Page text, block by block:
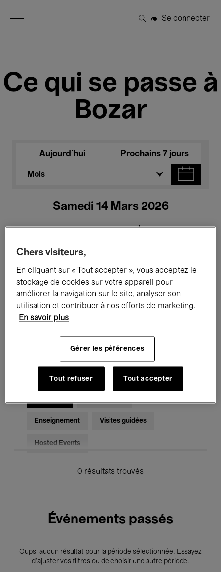
Open Menu
Rechercher
Se connecter
Ce qui se passe à
Bozar
Aujourd'hui Prochains 7 jours
Mois
Samedi 14 Mars 2026
Tous les événements Concerts
Expositions Performances
Rencontres & Débats
Musique classique Global Music
Enseignement Visites guidées
Hosted Events
0 résultats trouvés
Événements passés
Oups, aucun résultat pour la période sélectionnée. Essayez
d’ajuster vos filtres ou de choisir une autre période.
Chers visiteurs,
En cliquant sur « Tout accepter », vous acceptez le
stockage de cookies sur votre appareil pour
améliorer la navigation sur le site, analyser son
utilisation et contribuer à nos efforts de marketing.
En savoir plus
Gérer les péférences
Tout refuser Tout accepter